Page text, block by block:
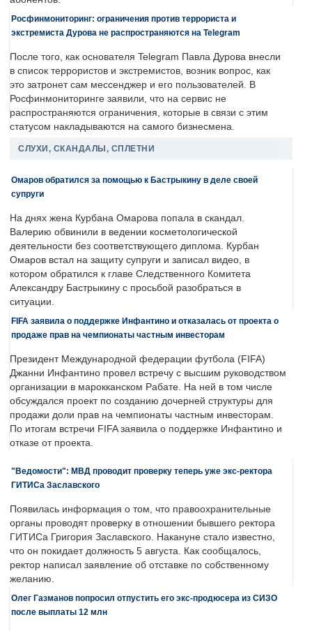
Росфинмониторинг: ограничения против террориста и
экстремиста Дурова не распространяются на Telegram
После того, как основателя Telegram Павла Дурова внесли
в список террористов и экстремистов, возник вопрос, как
это затронет сам мессенджер и его пользователей. В
Росфинмониторинге заявили, что на сервис не
распространяются ограничения, которые в связи с этим
статусом накладываются на самого бизнесмена.
СЛУХИ, СКАНДАЛЫ, СПЛЕТНИ
Омаров обратился за помощью к Бастрыкину в деле своей
супруги
На днях жена Курбана Омарова попала в скандал.
Валерию обвинили в ведении косметологической
деятельности без соответствующего диплома. Курбан
Омаров встал на защиту супруги и записал видео, в
котором обратился к главе Следственного Комитета
Александру Бастрыкину с просьбой разобраться в
ситуации.
FIFA заявила о поддержке Инфантино и отказалась от проекта о
продаже прав на чемпионаты частным инвесторам
Президент Международной федерации футбола (FIFA)
Джанни Инфантино провел встречу с высшим руководством
организации в марокканском Рабате. На ней в том числе
обсуждался проект по созданию дочерней структуры для
продажи доли прав на чемпионаты частным инвесторам.
По итогам встречи FIFA заявила о поддержке Инфантино и
отказе от проекта.
"Ведомости": МВД проводит проверку теперь уже экс-ректора
ГИТИСа Заславского
Появилась информация о том, что правоохранительные
органы проводят проверку в отношении бывшего ректора
ГИТИСа Григория Заславского. Накануне стало известно,
что он покидает должность 5 августа. Как сообщалось,
ректор написал заявление об отставке по собственному
желанию.
Олег Газманов попросил отпустить его экс-продюсера из СИЗО
после выплаты 12 млн